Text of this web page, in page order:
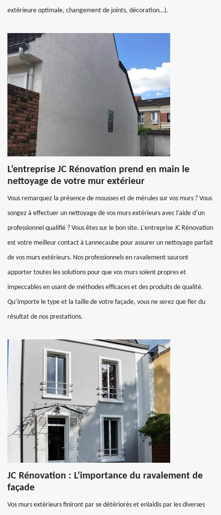
extérieure optimale, changement de joints, décoration…).
L’entreprise JC Rénovation prend en main le
nettoyage de votre mur extérieur
Vous remarquez la présence de mousses et de mérules sur vos murs ? Vous
songez à effectuer un nettoyage de vos murs extérieurs avec l’aide d’un
professionnel qualifié ? Vous êtes sur le bon site. L’entreprise JC Rénovation
est votre meilleur contact à Lannecaube pour assurer un nettoyage parfait
de vos murs extérieurs. Nos professionnels en ravalement sauront
apporter toutes les solutions pour que vos murs soient propres et
impeccables en usant de méthodes efficaces et des produits de qualité.
Qu’importe le type et la taille de votre façade, vous ne serez que fier du
résultat de nos prestations.
JC Rénovation : L’importance du ravalement de
façade
Vos murs extérieurs finiront par se détériorés et enlaidis par les diverses